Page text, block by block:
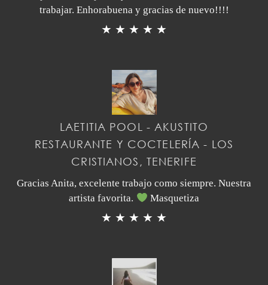
trabajar. Enhorabuena y gracias de nuevo!!!!
★ ★ ★ ★ ★
LAETITIA POOL - AKUSTITO
RESTAURANTE Y COCTELERÍA - LOS
CRISTIANOS, TENERIFE
Gracias Anita, excelente trabajo como siempre. Nuestra
artista favorita.
Masquetiza
★ ★ ★ ★ ★